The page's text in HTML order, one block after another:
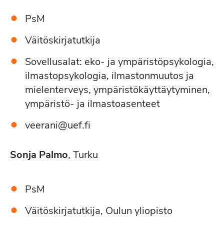
PsM
Väitöskirjatutkija
Sovellusalat: eko- ja ympäristöpsykologia,
ilmastopsykologia, ilmastonmuutos ja
mielenterveys, ympäristökäyttäytyminen,
ympäristö- ja ilmastoasenteet
veerani@uef.fi
Sonja Palmo, Turku
PsM
Väitöskirjatutkija, Oulun yliopisto